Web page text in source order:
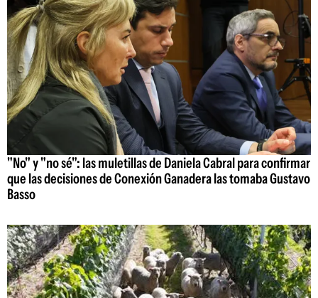
"No" y "no sé": las muletillas de Daniela Cabral para confirmar
que las decisiones de Conexión Ganadera las tomaba Gustavo
Basso